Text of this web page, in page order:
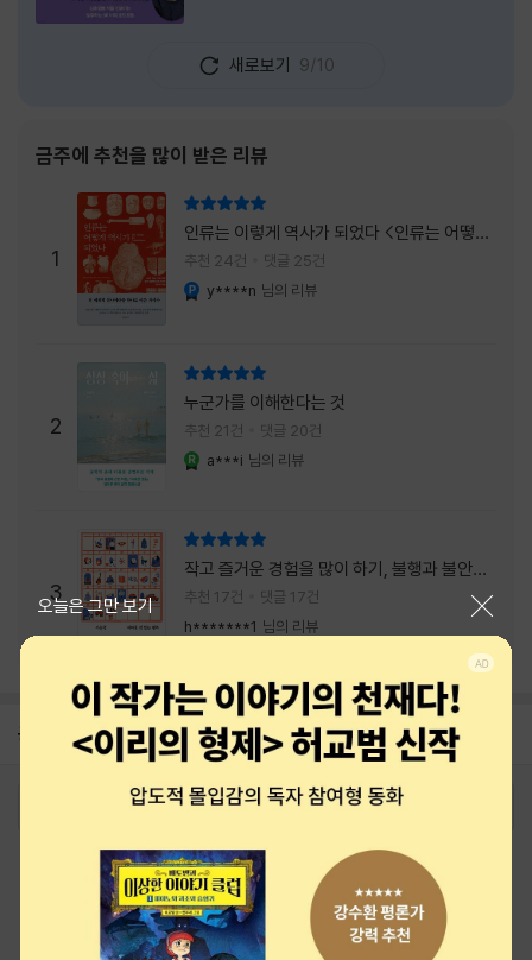
그 선택이 정말 잘한 일이었다. 첫 장부터 평범
하지 않았다. 사라진 누군가에게 보내는 메일로
흔적을 따라 낯선 나라를 여행하게 된다는 설정
이 무더운 여름을 벗어나는 피서처럼 흥미롭기
만 하다. 처음에는 단순한 추적 이야기인 줄 알
았는데, 읽을수록 전혀 다른 방향으로 흘러간
다. '왜 이런 일이 벌어졌을까?', '이 사람이 정
말 믿어도
새로보기 9/10
금주에 추천을 많이 받은 리뷰
1
인류는 이렇게 역사가 되었다 <인류는 어떻게
역사가 되었나>
추천 24건 댓글 25건
y****n 님의 리뷰
2
누군가를 이해한다는 것
추천 21건 댓글 20건
a***i 님의 리뷰
3
작고 즐거운 경험을 많이 하기, 불행과 불안을
회피하지 말기, 그리고 좋은 사람을 많이 만나
기.
추천 17건
댓글 17건
h*******1 님의 리뷰
공지 26년 NBCI 수상 안내
2026-08-01
오늘은 그만 보기
최근 본 상품 주문/배송
고객센터 1544-3800 티켓 1544-6399
중고샵 1566-4295
eBook 1:1문의/채팅상담
예스이십사(주) 사업자 정보
이용약관
개인정보처리방침 청소년보호정책